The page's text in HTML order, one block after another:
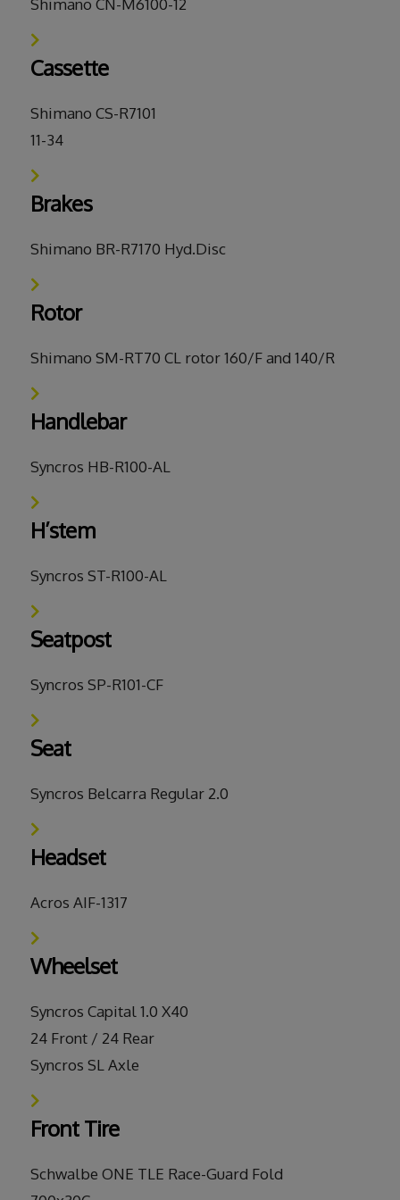
Shimano CN-M6100-12
Cassette
Shimano CS-R7101
11-34
Brakes
Shimano BR-R7170 Hyd.Disc
Rotor
Shimano SM-RT70 CL rotor 160/F and 140/R
Handlebar
Syncros HB-R100-AL
H’stem
Syncros ST-R100-AL
Seatpost
Syncros SP-R101-CF
Seat
Syncros Belcarra Regular 2.0
Headset
Acros AIF-1317
Wheelset
Syncros Capital 1.0 X40
24 Front / 24 Rear
Syncros SL Axle
Front Tire
Schwalbe ONE TLE Race-Guard Fold